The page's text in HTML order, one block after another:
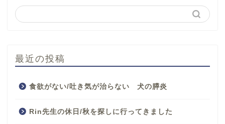
最近の投稿
食欲がない/吐き気が治らない 犬の膵炎
Rin先生の休日/秋を探しに行ってきました